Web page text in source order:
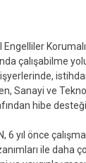
çalışabilme
ve
hibe
yıl önce
ile daha